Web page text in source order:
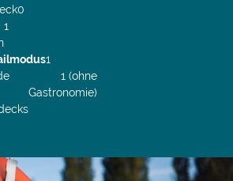
0
1
1
1 (ohne
Gastronomie)